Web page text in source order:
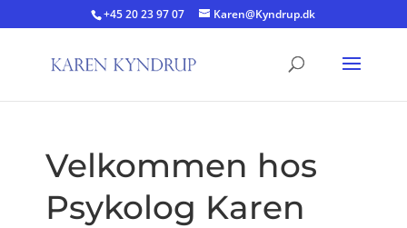
+45 20 23 97 07 Karen@Kyndrup.dk
Velkommen hos
Psykolog Karen